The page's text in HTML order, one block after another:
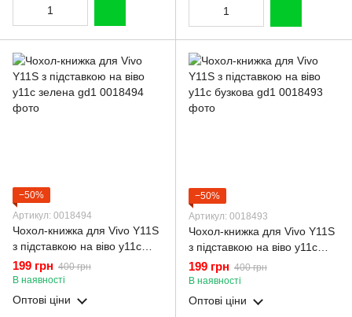
−50%
Артикул: 0018494
Чохол-книжка для Vivo Y11S
з підставкою на віво у11с
зелена gd1
199 грн 400 грн
В наявності
Оптові ціни
−50%
Артикул: 0018493
Чохол-книжка для Vivo Y11S
з підставкою на віво у11с
бузкова gd1
199 грн 400 грн
В наявності
Оптові ціни